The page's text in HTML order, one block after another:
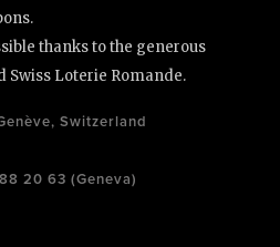
thanks to the generous
Swiss Loterie Romande.
Switzerland
20 63 (Geneva)